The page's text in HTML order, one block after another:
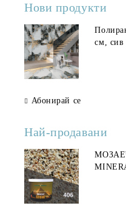
Нови продукти
см, сив
Абонирай се
Най-продавани